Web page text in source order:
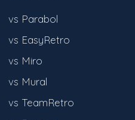
vs Parabol
vs EasyRetro
vs Miro
vs Mural
vs TeamRetro